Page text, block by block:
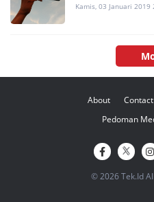
Kamis, 03 Januari 2019
About Contact
Pedoman
© 2026 Tek.Id